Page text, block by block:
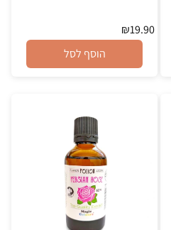
₪19.90
הוסף לסל